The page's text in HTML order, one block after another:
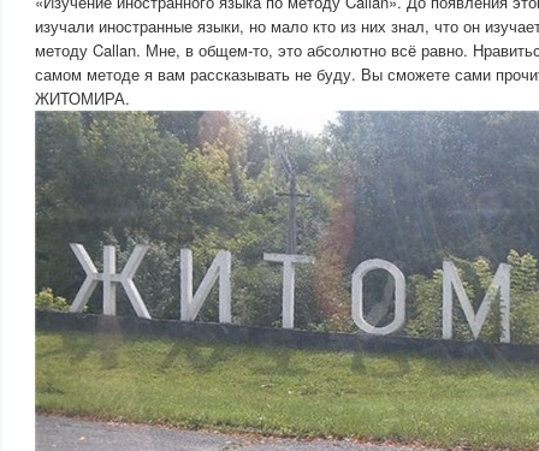
изучали иностранные языки, но мало кто из них знал, что он
методу Callan. Мне, в общем-то, это абсолютно всё равно.
самом методе я вам рассказывать не буду. Вы сможете сами
ЖИТОМИРА.